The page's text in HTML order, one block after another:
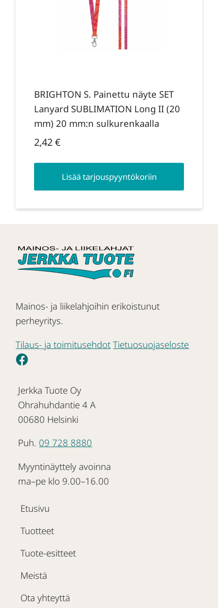
BRIGHTON S. Painettu näyte SET
Lanyard SUBLIMATION Long II (20
mm) 20 mm:n sulkurenkaalla
2,42€
Lisää tarjouspyyntökoriin
Mainos- ja liikelahjoihin erikoistunut
perheyritys.
Tilaus- ja toimitusehdot Tietuosuojaseloste
Jerkka Tuote Oy
Ohrahuhdantie 4 A
00680 Helsinki
Puh. 09 728 8880
Myyntinäyttely avoinna
ma–pe klo 9.00–16.00
Etusivu
Tuotteet
Tuote-esitteet
Meistä
Ota yhteyttä